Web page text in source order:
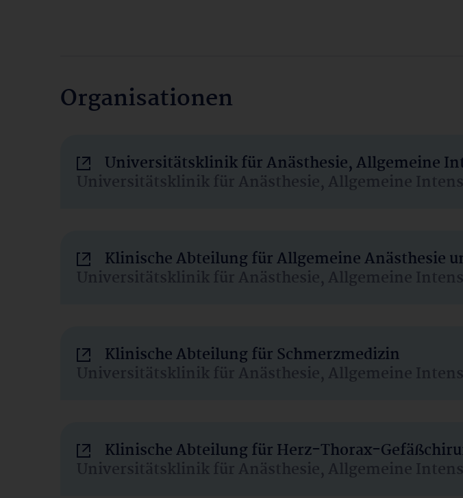
Organisationen
Universitätsklinik für Anästhesie, Allgemeine
Universitätsklinik für Anästhesie, Allgemeine
Klinische Abteilung für Allgemeine Anästhesie
Universitätsklinik für Anästhesie, Allgemeine
Klinische Abteilung für Schmerzmedizin
Universitätsklinik für Anästhesie, Allgemeine
Klinische Abteilung für Herz-Thorax-
Universitätsklinik für Anästhesie, Allgemeine